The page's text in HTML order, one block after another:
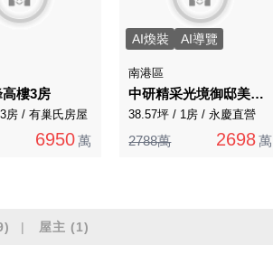
樓3房
房 / 有巢氏房屋
6950 萬
AI煥裝 AI導覽
南港區
中研精采光境御邸美宅平面車位
38.57坪 / 1房 / 永慶直營
2788萬 2698 萬
屋主 (1)